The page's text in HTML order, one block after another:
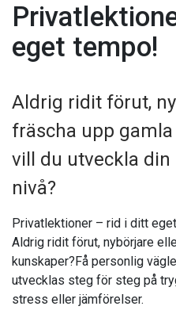
eget tempo!
Aldrig ridit förut,
fräscha upp
vill du utveckla
nivå?
Privatlektioner – rid i ditt
Aldrig ridit förut, nybörjare
kunskaper?Få personlig
utvecklas steg för steg på
stress eller jämförelser.